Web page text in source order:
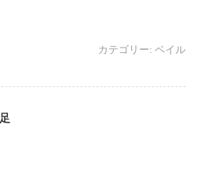
カテゴリー: ベイル